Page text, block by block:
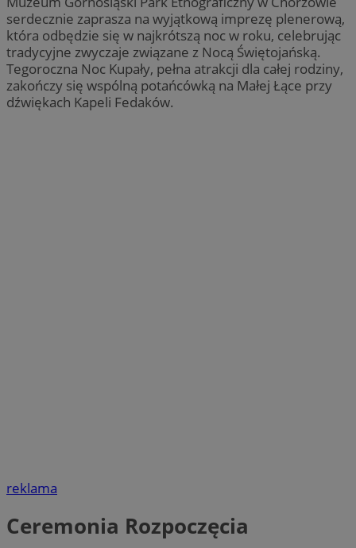
serdecznie zaprasza na wyjątkową imprezę plenerową,
która odbędzie się w najkrótszą noc w roku, celebrując
tradycyjne zwyczaje związane z Nocą Świętojańską.
Tegoroczna Noc Kupały, pełna atrakcji dla całej rodziny,
zakończy się wspólną potańcówką na Małej Łące przy
dźwiękach Kapeli Fedaków.
reklama
Ceremonia Rozpoczęcia